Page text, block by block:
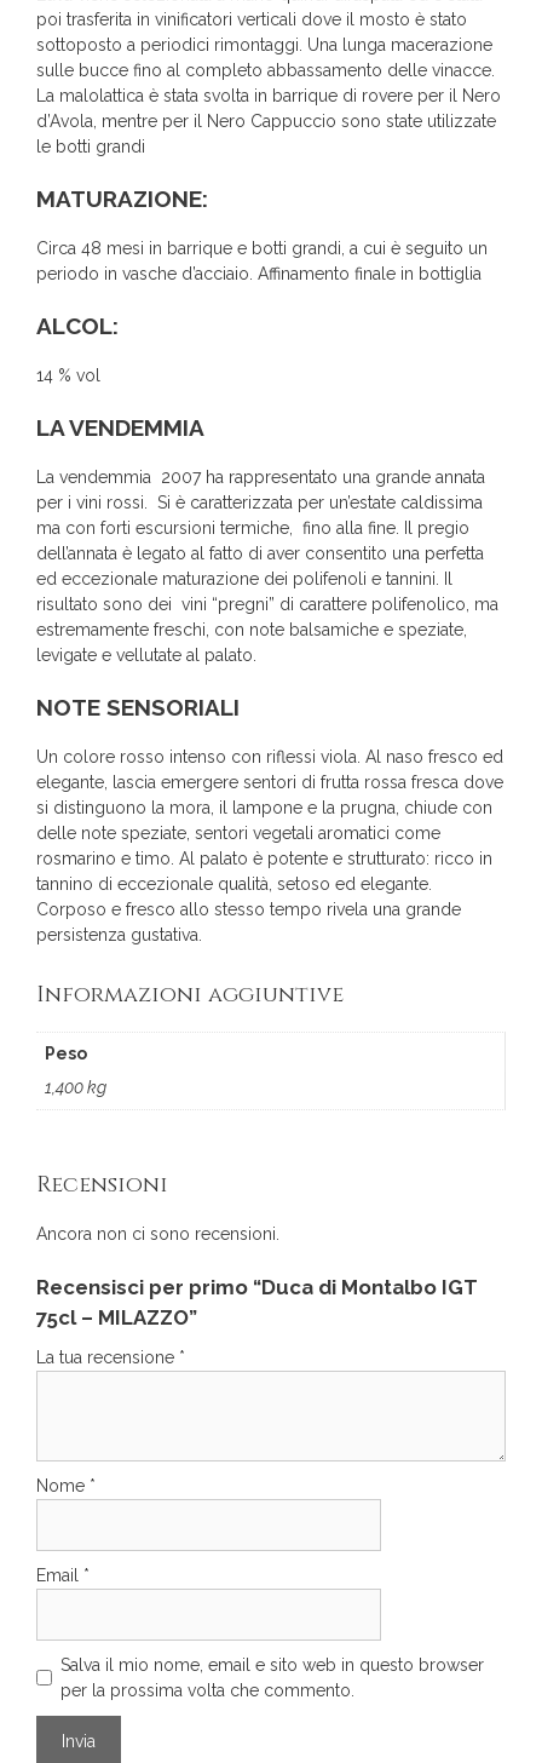
poi trasferita in vinificatori verticali dove il mosto è stato
sottoposto a periodici rimontaggi. Una lunga macerazione
sulle bucce fino al completo abbassamento delle vinacce.
La malolattica è stata svolta in barrique di rovere per il Nero
d’Avola, mentre per il Nero Cappuccio sono state utilizzate
le botti grandi
MATURAZIONE:
Circa 48 mesi in barrique e botti grandi, a cui è seguito un
periodo in vasche d’acciaio. Affinamento finale in bottiglia
ALCOL:
14 % vol
LA VENDEMMIA
La vendemmia 2007 ha rappresentato una grande annata
per i vini rossi. Si è caratterizzata per un’estate caldissima
ma con forti escursioni termiche, fino alla fine. Il pregio
dell’annata è legato al fatto di aver consentito una perfetta
ed eccezionale maturazione dei polifenoli e tannini. Il
risultato sono dei vini “pregni” di carattere polifenolico, ma
estremamente freschi, con note balsamiche e speziate,
levigate e vellutate al palato.
NOTE SENSORIALI
Un colore rosso intenso con riflessi viola. Al naso fresco ed
elegante, lascia emergere sentori di frutta rossa fresca dove
si distinguono la mora, il lampone e la prugna, chiude con
delle note speziate, sentori vegetali aromatici come
rosmarino e timo. Al palato è potente e strutturato: ricco in
tannino di eccezionale qualità, setoso ed elegante.
Corposo e fresco allo stesso tempo rivela una grande
persistenza gustativa.
Informazioni aggiuntive
Peso
1,400 kg
Recensioni
Ancora non ci sono recensioni.
Recensisci per primo “Duca di Montalbo IGT
75cl – MILAZZO”
La tua recensione *
Nome *
Email *
Salva il mio nome, email e sito web in questo browser
per la prossima volta che commento.